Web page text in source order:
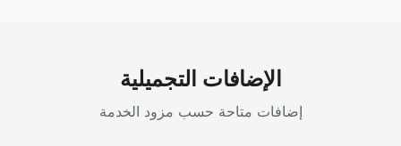
الإضافات التجميلية
إضافات متاحة حسب مزود الخدمة